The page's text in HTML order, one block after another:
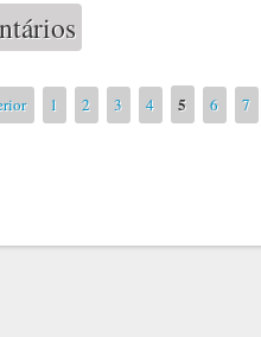
do Gradil Viognier 2013
1 2 3 4 5 6 7